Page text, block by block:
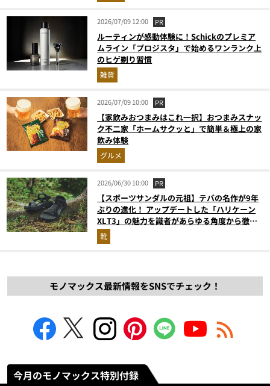
2026/07/09 12:00 PR
ルーティンが感動体験に！Schickのプレミア
ムライン「プロジスタ」で始めるワンランク上
のヒゲ剃り習慣
雑貨
2026/07/09 10:00 PR
【家飲みおつまみはこれ一択】おつまみスナッ
ク不二家「ホームサクッと」で簡単＆極上の家
飲み体験
グルメ
2026/06/30 10:00 PR
【スポーツサンダルの元祖】テバの名作が9年
ぶりの進化！ アップデートした「ハリケーン
XLT3」の魅力を識者があらゆる角度から徹底
解説！
靴
モノマックス最新情報をSNSでチェック！
今月のモノマックス特別付録